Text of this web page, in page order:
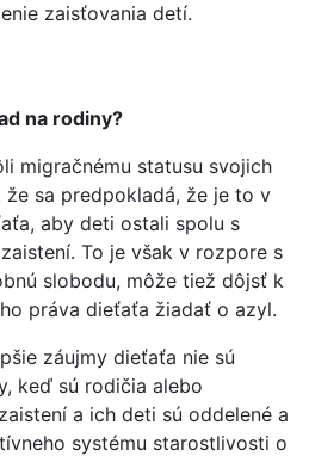
zaisťovania detí.
na rodiny?
migračnému statusu svojich
sa predpokladá, že je to v
aby deti ostali spolu s
To je však v rozpore s
slobodu, môže tiež dôjsť k
práva dieťaťa žiadať o azyl.
záujmy dieťaťa nie sú
keď sú rodičia alebo
a ich deti sú oddelené a
systému starostlivosti o